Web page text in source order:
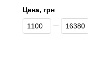
Цена, грн
От Цена, грн
До Цена, грн